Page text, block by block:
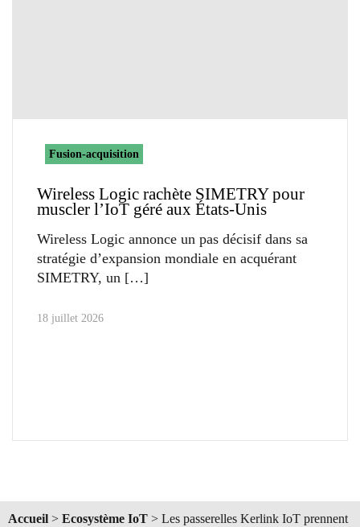
Fusion-acquisition
Wireless Logic rachète SIMETRY pour
muscler l’IoT géré aux États-Unis
Wireless Logic annonce un pas décisif dans sa
stratégie d’expansion mondiale en acquérant
SIMETRY, un
18 juillet 2026
Accueil > Ecosystème IoT > Les passerelles Kerlink IoT prennent